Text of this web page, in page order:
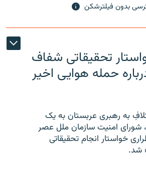
بدون فیلترشکن
تحقیقاتی شفاف
حمله هوایی اخیر
به رهبری عربستان به یک
شورای امنیت سازمان ملل عصر
خواستار انجام تحقیقاتی
شد.